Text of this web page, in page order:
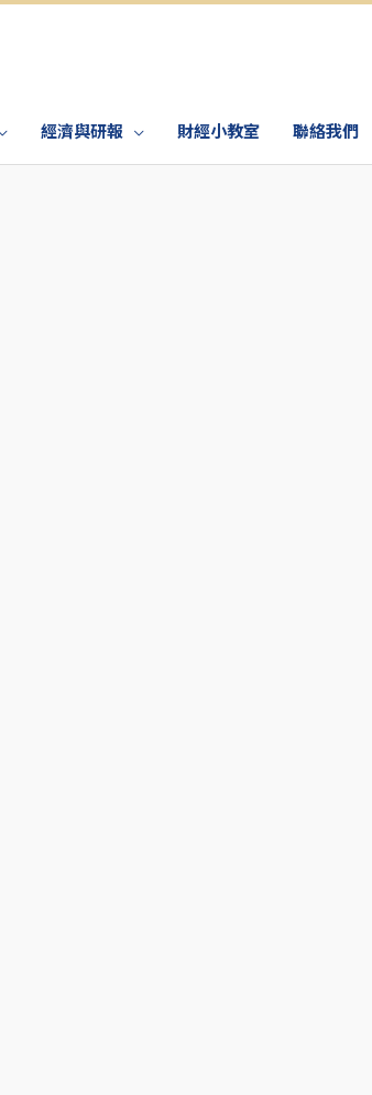
經濟與研報 財經小教室 聯絡我們